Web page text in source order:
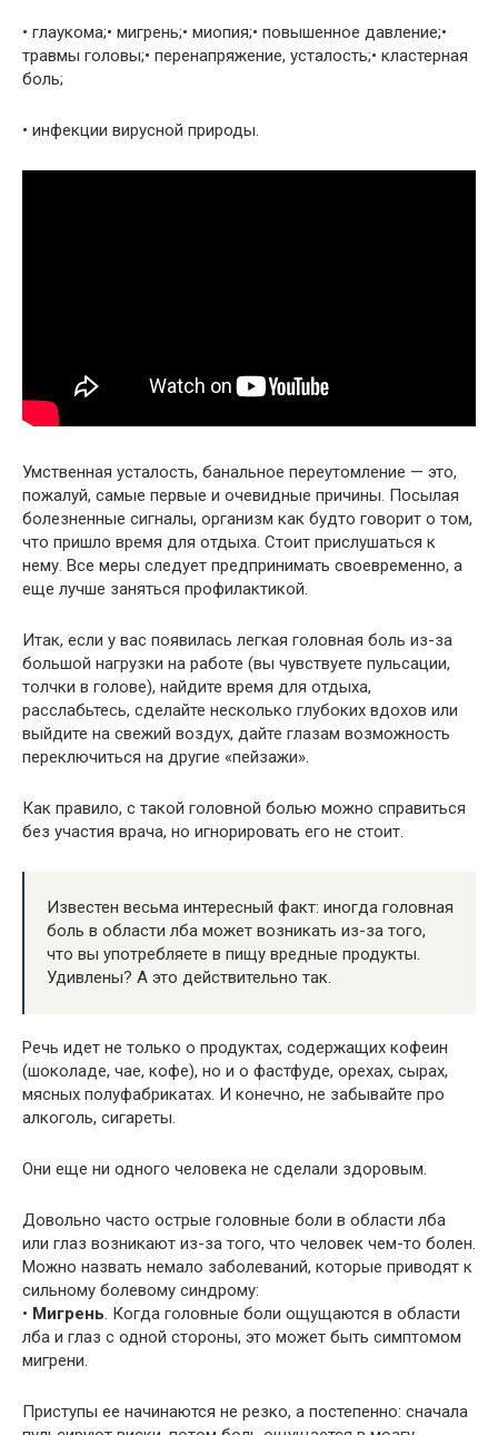
• глаукома;• мигрень;• миопия;• повышенное давление;•
травмы головы;• перенапряжение, усталость;• кластерная
боль;
• инфекции вирусной природы.
Умственная усталость, банальное переутомление — это,
пожалуй, самые первые и очевидные причины. Посылая
болезненные сигналы, организм как будто говорит о том,
что пришло время для отдыха. Стоит прислушаться к
нему. Все меры следует предпринимать своевременно, а
еще лучше заняться профилактикой.
Итак, если у вас появилась легкая головная боль из-за
большой нагрузки на работе (вы чувствуете пульсации,
толчки в голове), найдите время для отдыха,
расслабьтесь, сделайте несколько глубоких вдохов или
выйдите на свежий воздух, дайте глазам возможность
переключиться на другие «пейзажи».
Как правило, с такой головной болью можно справиться
без участия врача, но игнорировать его не стоит.
Известен весьма интересный факт: иногда головная
боль в области лба может возникать из-за того,
что вы употребляете в пищу вредные продукты.
Удивлены? А это действительно так.
Речь идет не только о продуктах, содержащих кофеин
(шоколаде, чае, кофе), но и о фастфуде, орехах, сырах,
мясных полуфабрикатах. И конечно, не забывайте про
алкоголь, сигареты.
Они еще ни одного человека не сделали здоровым.
Довольно часто острые головные боли в области лба
или глаз возникают из-за того, что человек чем-то болен.
Можно назвать немало заболеваний, которые приводят к
сильному болевому синдрому:
• Мигрень. Когда головные боли ощущаются в области
лба и глаз с одной стороны, это может быть симптомом
мигрени.
Приступы ее начинаются не резко, а постепенно: сначала